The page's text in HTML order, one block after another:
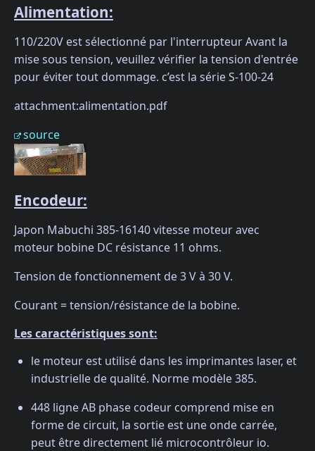
Alimentation:
110/220V est sélectionné par l'interrupteur Avant la
mise sous tension, veuillez vérifier la tension d'entrée
pour éviter tout dommage. c’est la série S-100-24
attachment:alimentation.pdf
source
Encodeur:
Japon Mabuchi 385-16140 vitesse moteur avec
moteur bobine DC résistance 11 ohms.
Tension de fonctionnement de 3 V à 30 V.
Courant = tension/résistance de la bobine.
Les caractéristiques sont:
le moteur est utilisé dans les imprimantes laser, et
industrielle de qualité. Norme modèle 385.
448 ligne AB phase codeur comprend mise en
forme de circuit, la sortie est une onde carrée,
peut être directement lié microcontrôleur io.